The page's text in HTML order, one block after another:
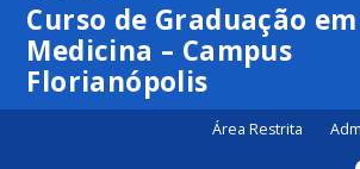
Curso de Graduação em
Medicina – Campus
Florianópolis
Área Restrita